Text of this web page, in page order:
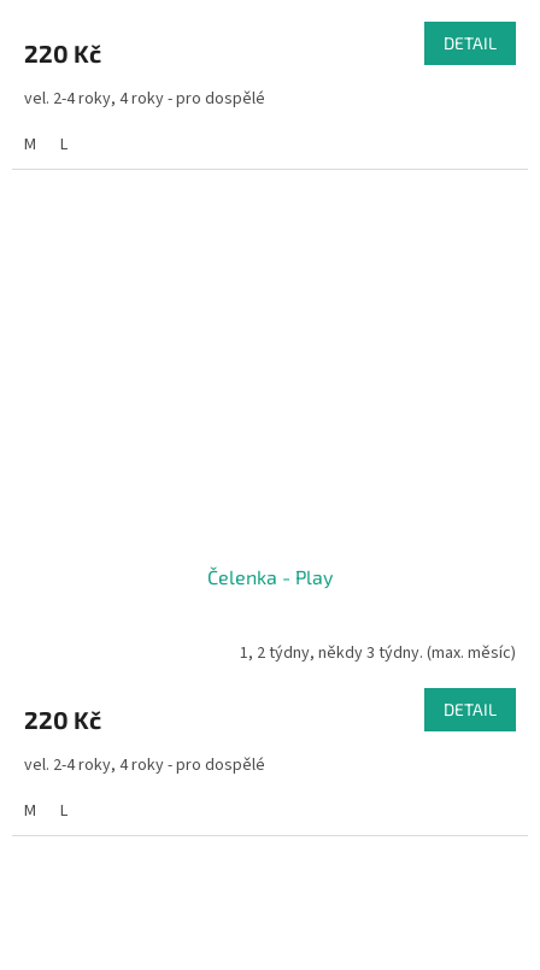
220 Kč DETAIL
vel. 2-4 roky, 4 roky - pro dospělé
M
L
Čelenka - Play
1, 2 týdny, někdy 3 týdny. (max. měsíc)
220 Kč DETAIL
vel. 2-4 roky, 4 roky - pro dospělé
M
L